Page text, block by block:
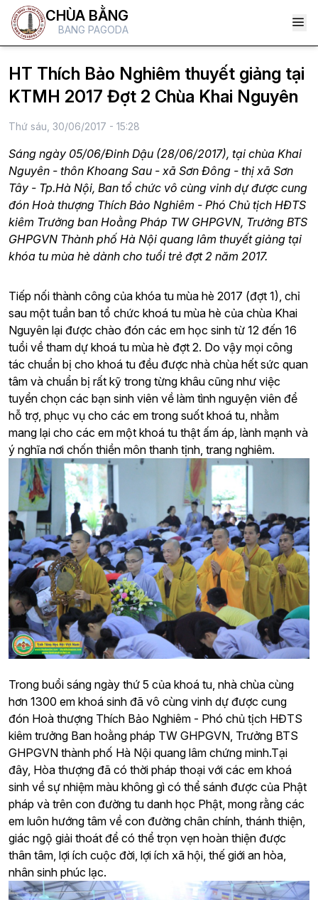
CHÙA BẰNG
BANG PAGODA
HT Thích Bảo Nghiêm thuyết giảng tại
KTMH 2017 Đợt 2 Chùa Khai Nguyên
Thứ sáu, 30/06/2017 - 15:28
Sáng ngày 05/06/Đinh Dậu (28/06/2017), tại chùa Khai
Nguyên - thôn Khoang Sau - xã Sơn Đông - thị xã Sơn
Tây - Tp.Hà Nội, Ban tổ chức vô cùng vinh dự được cung
đón Hoà thượng Thích Bảo Nghiêm - Phó Chủ tịch HĐTS
kiêm Trưởng ban Hoằng Pháp TW GHPGVN, Trưởng BTS
GHPGVN Thành phố Hà Nội quang lâm thuyết giảng tại
khóa tu mùa hè dành cho tuổi trẻ đợt 2 năm 2017.
Tiếp nối thành công của khóa tu mùa hè 2017 (đợt 1), chỉ
sau một tuần ban tổ chức khoá tu mùa hè của chùa Khai
Nguyên lại được chào đón các em học sinh từ 12 đến 16
tuổi về tham dự khoá tu mùa hè đợt 2. Do vậy mọi công
tác chuẩn bị cho khoá tu đều được nhà chùa hết sức quan
tâm và chuẩn bị rất kỹ trong từng khâu cũng như việc
tuyển chọn các bạn sinh viên về làm tình nguyện viên để
hỗ trợ, phục vụ cho các em trong suốt khoá tu, nhằm
mang lại cho các em một khoá tu thật ấm áp, lành mạnh và
ý nghĩa nơi chốn thiền môn thanh tịnh, trang nghiêm.
Trong buổi sáng ngày thứ 5 của khoá tu, nhà chùa cùng
hơn 1300 em khoá sinh đã vô cùng vinh dự được cung
đón Hoà thượng Thích Bảo Nghiêm - Phó chủ tịch HĐTS
kiêm trưởng Ban hoằng pháp TW GHPGVN, Trưởng BTS
GHPGVN thành phố Hà Nội quang lâm chứng minh.Tại
đây, Hòa thượng đã có thời pháp thoại với các em khoá
sinh về sự nhiệm màu không gì có thể sánh được của Phật
pháp và trên con đường tu danh học Phật, mong rằng các
em luôn hướng tâm về con đường chân chính, thánh thiện,
giác ngộ giải thoát để có thể trọn vẹn hoàn thiện được
thân tâm, lợi ích cuộc đời, lợi ích xã hội, thế giới an hòa,
nhân sinh phúc lạc.